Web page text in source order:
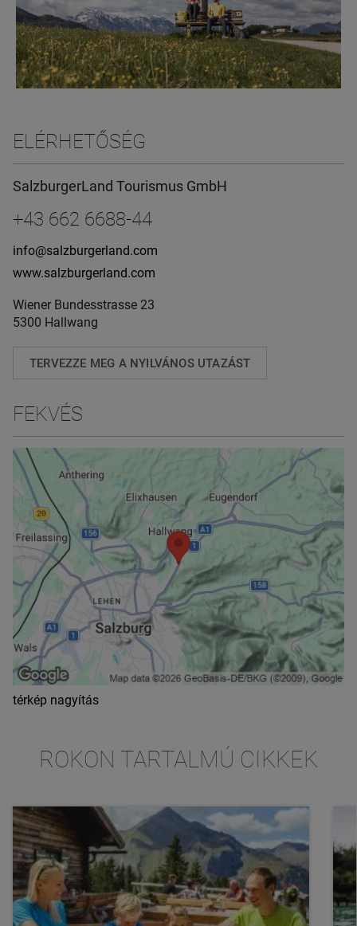
ELÉRHETŐSÉG
SalzburgerLand Tourismus GmbH
+43 662 6688-44
info@salzburgerland.com
www.salzburgerland.com
Wiener Bundesstrasse 23
5300 Hallwang
TERVEZZE MEG A NYILVÁNOS UTAZÁST
FEKVÉS
térkép nagyítás
ROKON TARTALMÚ CIKKEK